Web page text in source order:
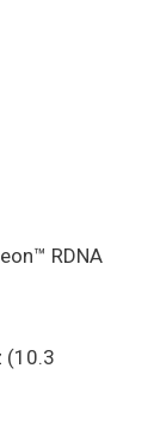
RDNA
(10.3